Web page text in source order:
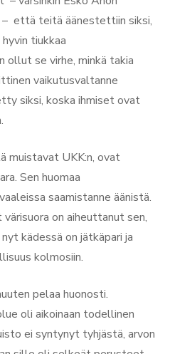
– että teitä äänestettiin siksi,
tiukkaa
ollut se virhe, minkä takia
vaikutusvaltanne
siksi, koska ihmiset ovat
muistavat UKK:n, ovat
Sen huomaa
saamistanne äänistä.
on aiheuttanut sen,
kädessä on jätkäpari ja
kolmosiin.
pelaa huonosti.
oli aikoinaan todellinen
ei syntynyt tyhjästä, arvon